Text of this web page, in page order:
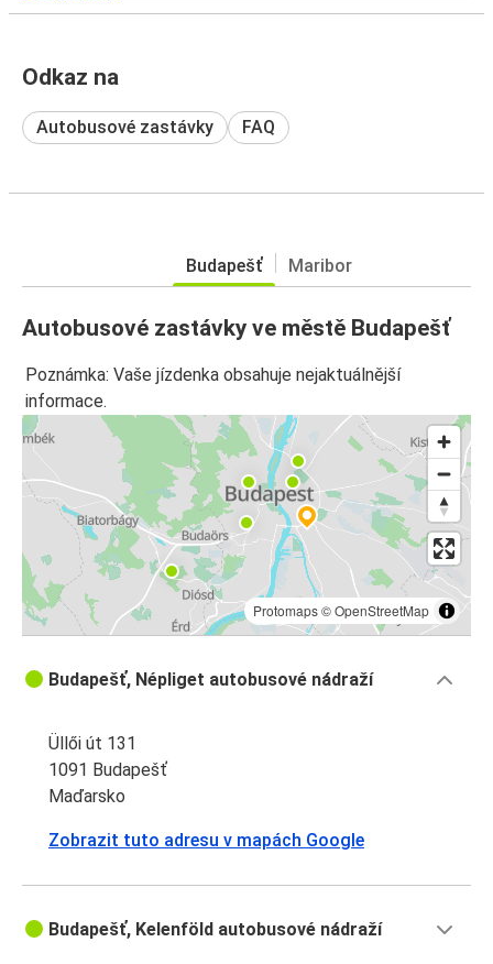
Odkaz na
Autobusové zastávky FAQ
Budapešť Maribor
Autobusové zastávky ve městě Budapešť
Poznámka: Vaše jízdenka obsahuje nejaktuálnější
informace.
Protomaps©OpenStreetMap
Budapešť, Népliget autobusové nádraží
Üllői út 131
1091 Budapešť
Maďarsko
Zobrazit tuto adresu v mapách Google
Budapešť, Kelenföld autobusové nádraží